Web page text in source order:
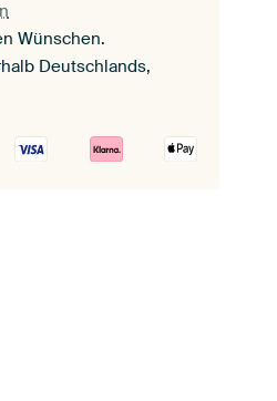
Wünschen.
Deutschlands,